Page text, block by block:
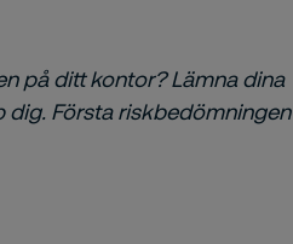
på ditt kontor? Lämna dina
dig. Första riskbedömningen